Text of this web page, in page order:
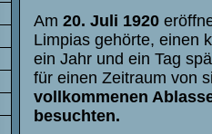
Am 20. Juli 1920
Limpias gehörte, einen
ein Jahr und ein Tag
für einen Zeitraum von
vollkommenen
besuchten.